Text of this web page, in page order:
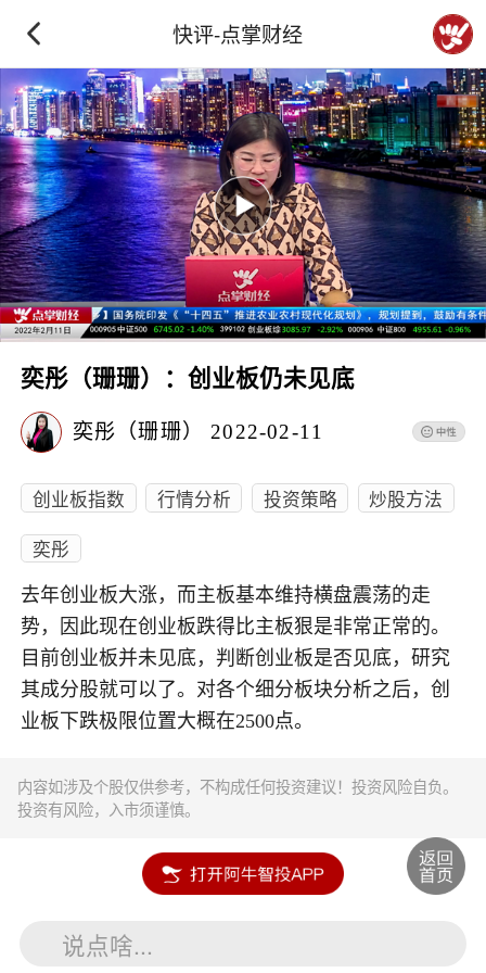
快评-点掌财经
奕彤（珊珊）：创业板仍未见底
奕彤（珊珊） 2022-02-11
创业板指数 行情分析 投资策略
炒股方法
奕彤
去年创业板大涨，而主板基本维持横盘震荡的走
势，因此现在创业板跌得比主板狠是非常正常的。
目前创业板并未见底，判断创业板是否见底，研究
其成分股就可以了。对各个细分板块分析之后，创
业板下跌极限位置大概在2500点。
内容如涉及个股仅供参考，不构成任何投资建议！投资风险自负。
投资有风险，入市须谨慎。
说点啥...